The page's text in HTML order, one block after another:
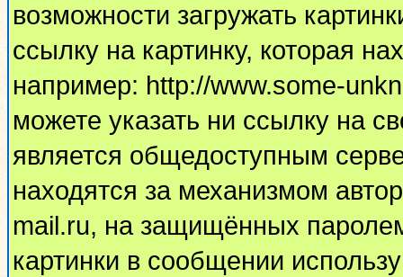
возможности загружать
ссылку на картинку, которая
например: http://www.some-
можете указать ни ссылку на
является общедоступным
находятся за механизмом
mail.ru, на защищённых
картинки в сообщении